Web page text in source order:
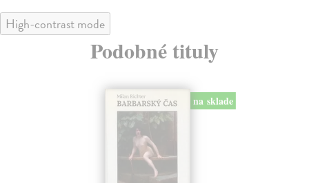
High-contrast mode
Podobné tituly